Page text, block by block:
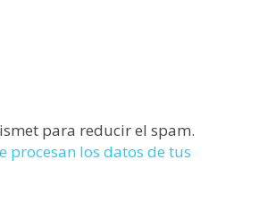
para reducir el spam.
procesan los datos de tus